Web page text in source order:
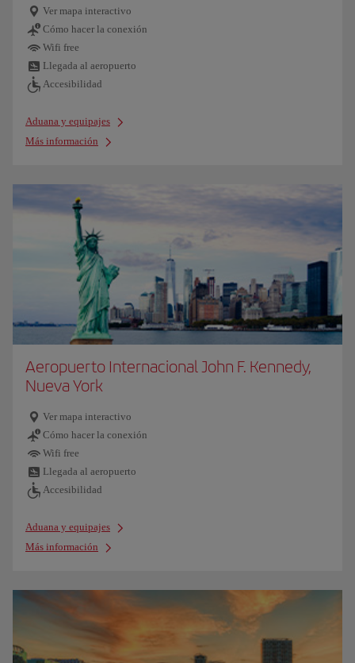
Ver mapa interactivo
Cómo hacer la conexión
Wifi free
Llegada al aeropuerto
Accesibilidad
Aduana y equipajes
Más información
Aeropuerto Internacional John F. Kennedy,
Nueva York
Ver mapa interactivo
Cómo hacer la conexión
Wifi free
Llegada al aeropuerto
Accesibilidad
Aduana y equipajes
Más información